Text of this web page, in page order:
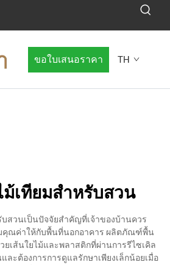
ขอใบเสนอราคา TH
เทียมสำหรับสวน
สวนเป็นปัจจัยสำคัญที่เจ้าของบ้านควร
คุณค่าให้กับพื้นที่นอกอาคาร ผลิตภัณฑ์พื้น
เส้นใยไม้และพลาสติกที่ผ่านการรีไซเคิล
ละต้องการการดูแลรักษาเพียงเล็กน้อยเมื่อ